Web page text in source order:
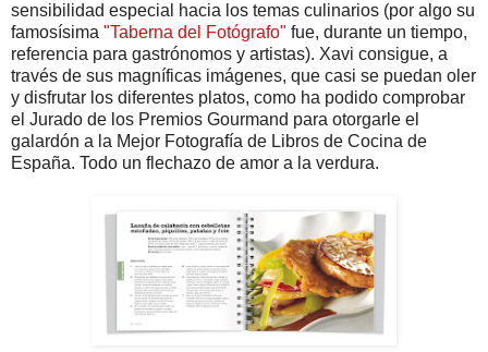
sensibilidad especial hacia los temas culinarios (por algo su
famosísima "Taberna del Fotógrafo" fue, durante un tiempo,
referencia para gastrónomos y artistas). Xavi consigue, a
través de sus magníficas imágenes, que casi se puedan oler
y disfrutar los diferentes platos, como ha podido comprobar
el Jurado de los Premios Gourmand para otorgarle el
galardón a la Mejor Fotografía de Libros de Cocina de
España. Todo un flechazo de amor a la verdura.